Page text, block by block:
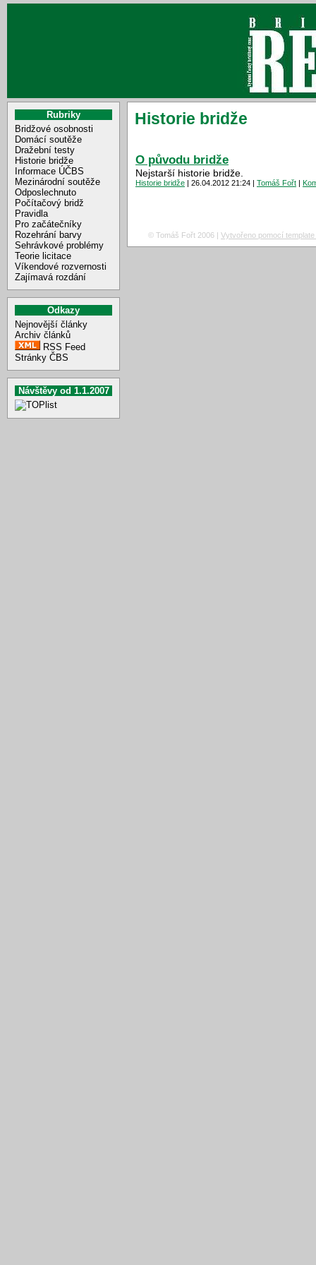
Rubriky
Bridžové osobnosti
Domácí soutěže
Dražební testy
Historie bridže
Informace ÚČBS
Mezinárodní soutěže
Odposlechnuto
Počítačový bridž
Pravidla
Pro začátečníky
Rozehrání barvy
Sehrávkové problémy
Teorie licitace
Víkendové rozvernosti
Zajímavá rozdání
Odkazy
Nejnovější články
Archiv článků
RSS Feed
Stránky ČBS
Návštěvy od 1.1.2007
Historie bridže
O původu bridže
Nejstarší historie bridže.
Historie bridže | 26.04.2012 21:24 | Tomáš Fořt
© Tomáš Fořt 2006 | Vytvořeno pomocí